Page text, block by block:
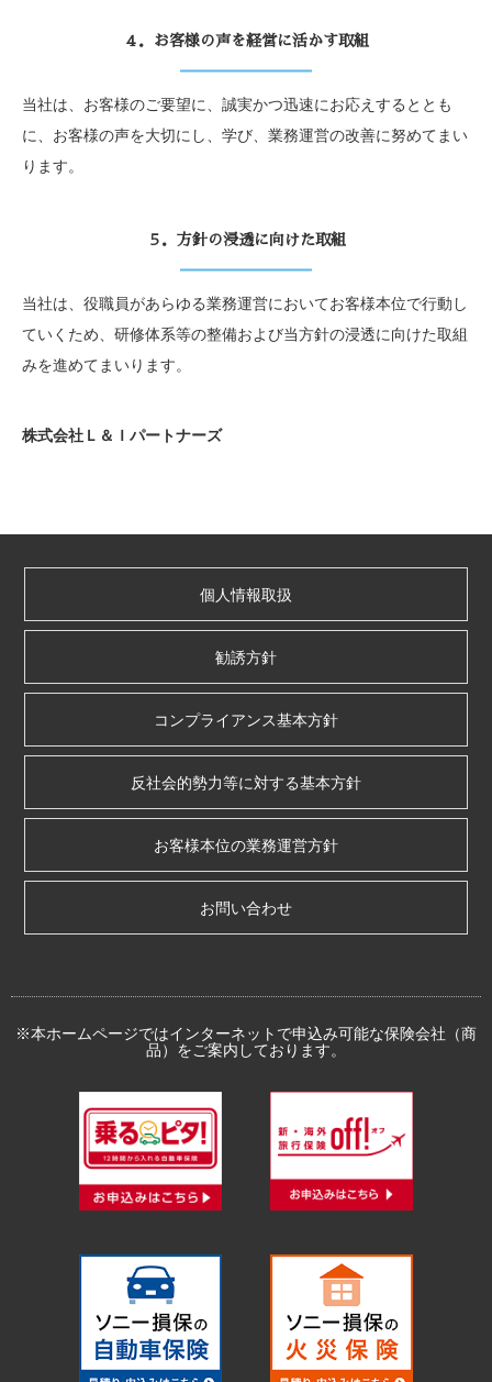
４．お客様の声を経営に活かす取組
当社は、お客様のご要望に、誠実かつ迅速にお応えするととも
に、お客様の声を大切にし、学び、業務運営の改善に努めてまい
ります。
５．方針の浸透に向けた取組
当社は、役職員があらゆる業務運営においてお客様本位で行動し
ていくため、研修体系等の整備および当方針の浸透に向けた取組
みを進めてまいります。
株式会社Ｌ＆Ｉパートナーズ
個人情報取扱
勧誘方針
コンプライアンス基本方針
反社会的勢力等に対する基本方針
お客様本位の業務運営方針
お問い合わせ
※本ホームページではインターネットで申込み可能な保険会社（商
品）をご案内しております。